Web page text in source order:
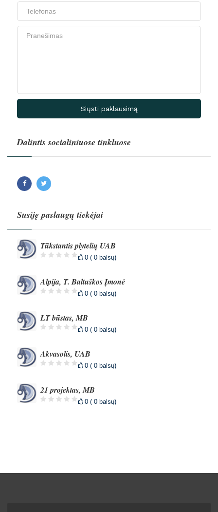
Siųsti paklausimą
Dalintis socialiniuose tinkluose
Susiję paslaugų tiekėjai
Tūkstantis plytelių UAB
0 ( 0 balsų)
Alpija, T. Baltuškos Įmonė
0 ( 0 balsų)
LT būstas, MB
0 ( 0 balsų)
Akvasolis, UAB
0 ( 0 balsų)
21 projektas, MB
0 ( 0 balsų)